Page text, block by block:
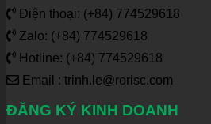
Điện thoại: (+84) 774529618
Zalo: (+84) 774529618
Hotline: (+84) 774529618
Email : trinh.le@rorisc.com
ĐĂNG KÝ KINH DOANH